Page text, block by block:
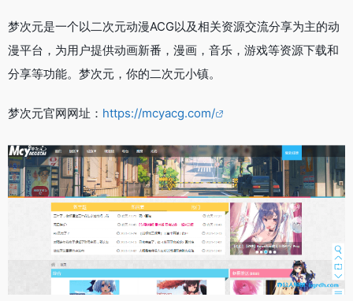
梦次元是一个以二次元动漫ACG以及相关资源交流分享为主的动
漫平台，为用户提供动画新番，漫画，音乐，游戏等资源下载和
分享等功能。梦次元，你的二次元小镇。
梦次元官网网址： https://mcyacg.com/